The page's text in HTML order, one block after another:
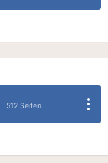
512 Seiten